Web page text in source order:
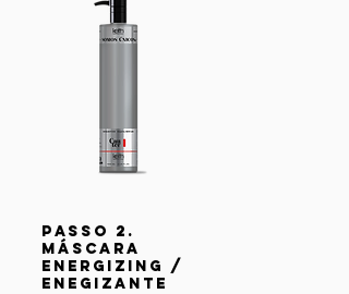
PASSO 2.
MÁSCARA
ENERGIZING /
ENEGIZANTE